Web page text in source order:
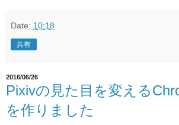
Date: 10:18
共有
2016/06/26
Pixivの見た目を変える
を作りました